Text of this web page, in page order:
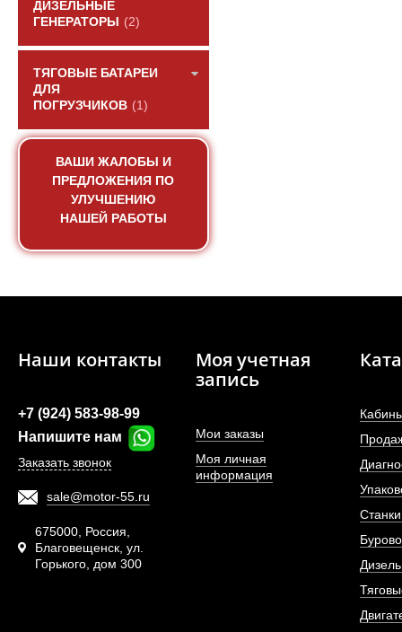
ДИЗЕЛЬНЫЕ
ГЕНЕРАТОРЫ
(2)
ТЯГОВЫЕ БАТАРЕИ
ДЛЯ
ПОГРУЗЧИКОВ (1)
ВАШИ ЖАЛОБЫ И
ПРЕДЛОЖЕНИЯ ПО
УЛУЧШЕНИЮ
НАШЕЙ РАБОТЫ
Наши контакты
+7 (924) 583-98-99
Напишите нам
Заказать звонок
sale@motor-55.ru
675000, Россия,
Благовещенск, ул.
Горького, дом 300
Моя учетная
запись
Мои заказы
Моя личная
информация